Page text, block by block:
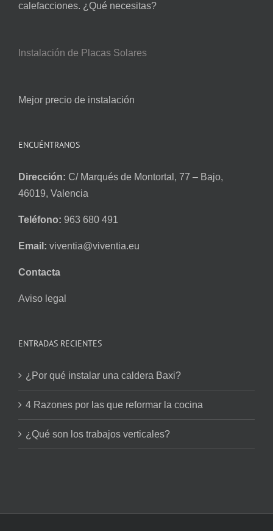
calefacciones. ¿Qué necesitas?
Instalación de Placas Solares
Mejor precio de instalación
ENCUÉNTRANOS
Dirección: C/ Marqués de Montortal, 77 – Bajo,
46019, Valencia
Teléfono: 963 680 491
Email: viventia@viventia.eu
Contacta
Aviso legal
ENTRADAS RECIENTES
¿Por qué instalar una caldera Baxi?
4 Razones por las que reformar la cocina
¿Qué son los trabajos verticales?